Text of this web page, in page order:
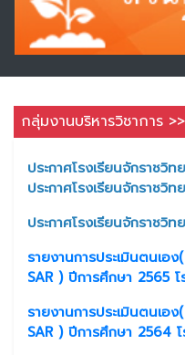
กลุ่มงานบริหารวิชาการ
ประกาศโรงเรียนจักราชวิ
ประกาศโรงเรียนจักราชวิ
ประกาศโรงเรียนจักราชวิ
รายงานการประเมินตนเ
SAR ) ปีการศึกษา 2565 โ
รายงานการประเมินตนเ
SAR ) ปีการศึกษา 2564